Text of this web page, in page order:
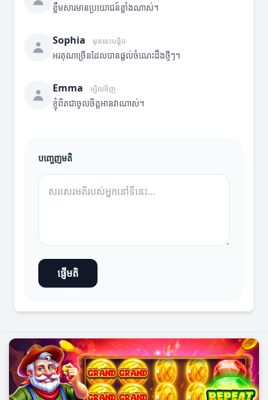
ខ្លឹមសារមានប្រយោជន៍ខ្លាំងណាស់។
Sophia មុននេះបន្តិច
អរគុណច្រើនដែលបានផ្តល់ចំណេះដឹងថ្មីៗ។
Emma ម្សិលមិញ
ខ្ញុំពិតជាចូលចិត្តអានវាណាស់។
បញ្ចេញមតិ
ផ្ញើមតិ